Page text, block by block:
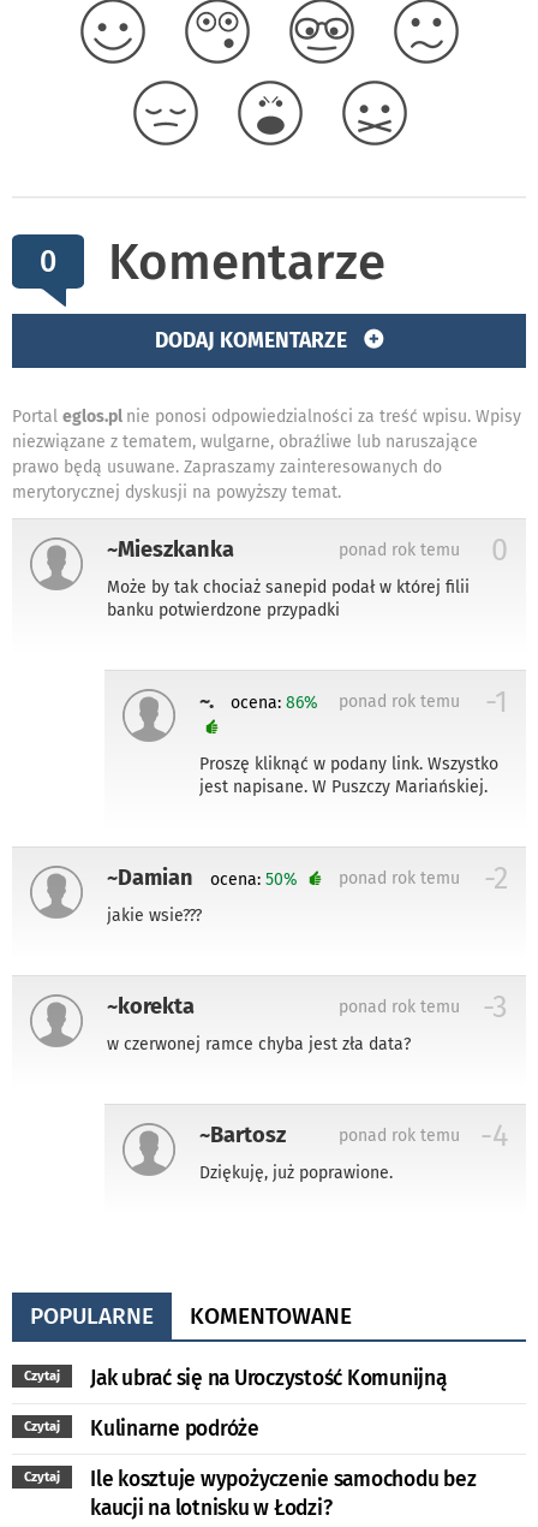
0 Komentarze
DODAJ KOMENTARZE
Portal eglos.pl nie ponosi odpowiedzialności za treść wpisu. Wpisy
niezwiązane z tematem, wulgarne, obraźliwe lub naruszające
prawo będą usuwane. Zapraszamy zainteresowanych do
merytorycznej dyskusji na powyższy temat.
~Mieszkanka 0
ponad rok temu
Może by tak chociaż sanepid podał w której filii
banku potwierdzone przypadki
~. -1
ponad rok temu
ocena: 86%
Proszę kliknąć w podany link. Wszystko
jest napisane. W Puszczy Mariańskiej.
~Damian -2
ponad rok temu
ocena: 50%
jakie wsie???
~korekta -3
ponad rok temu
w czerwonej ramce chyba jest zła data?
~Bartosz -4
ponad rok temu
Dziękuję, już poprawione.
POPULARNE KOMENTOWANE
Czytaj Jak ubrać się na Uroczystość Komunijną
Czytaj Kulinarne podróże
Czytaj
Ile kosztuje wypożyczenie samochodu bez
kaucji na lotnisku w Łodzi?